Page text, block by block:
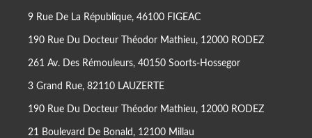
9 Rue De La République, 46100 FIGEAC
190 Rue Du Docteur Théodor Mathieu, 12000 RODEZ
261 Av. Des Rémouleurs, 40150 Soorts-Hossegor
3 Grand Rue, 82110 LAUZERTE
190 Rue Du Docteur Théodor Mathieu, 12000 RODEZ
21 Boulevard De Bonald, 12100 Millau